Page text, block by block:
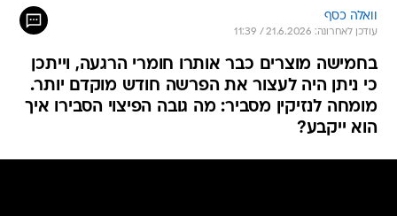
וואלה כסף
עודכן לאחרונה: 21.6.2026 / 11:39
בחמישה מוצרים כבר אותרו חומרי הרגעה, וייתכן
כי ניתן היה לעצור את הפרשה חודש מוקדם יותר.
מומחה לנזיקין מסביר: מה גובה הפיצוי הסבירו איך
הוא ייקבע?